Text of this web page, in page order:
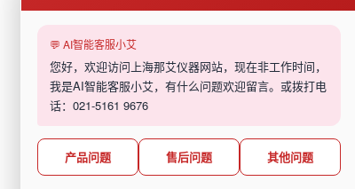
💬 AI智能客服小艾
您好，欢迎访问上海那艾仪器网站，现在非工作时间，
我是AI智能客服小艾，有什么问题欢迎留言。或拨打电
话：021-5161 9676
产品问题 售后问题 其他问题